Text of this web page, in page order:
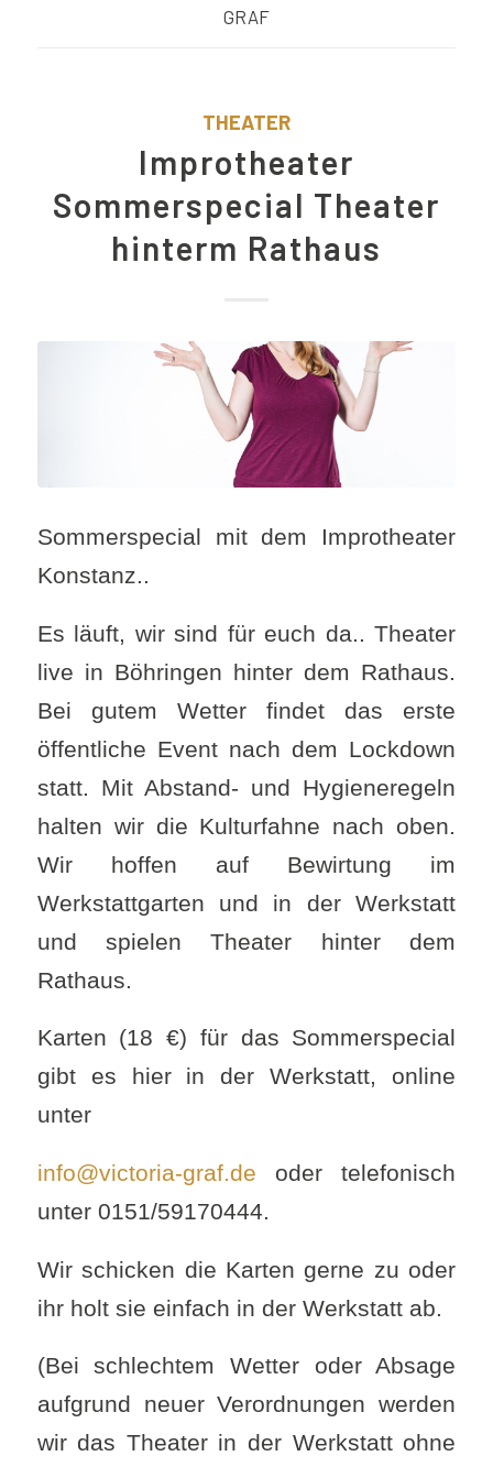
GRAF
THEATER
Improtheater
Sommerspecial Theater
hinterm Rathaus
Sommerspecial mit dem Improtheater
Konstanz..
Es läuft, wir sind für euch da.. Theater
live in Böhringen hinter dem Rathaus.
Bei gutem Wetter findet das erste
öffentliche Event nach dem Lockdown
statt. Mit Abstand- und Hygieneregeln
halten wir die Kulturfahne nach oben.
Wir hoffen auf Bewirtung im
Werkstattgarten und in der Werkstatt
und spielen Theater hinter dem
Rathaus.
Karten (18 €) für das Sommerspecial
gibt es hier in der Werkstatt, online
unter
info@victoria-graf.de oder telefonisch
unter 0151/59170444.
Wir schicken die Karten gerne zu oder
ihr holt sie einfach in der Werkstatt ab.
(Bei schlechtem Wetter oder Absage
aufgrund neuer Verordnungen werden
wir das Theater in der Werkstatt ohne